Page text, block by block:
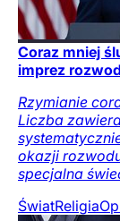
Coraz mniej
imprez
Rzymianie
Liczba
okazji
specjalna
ŚwiatReligia